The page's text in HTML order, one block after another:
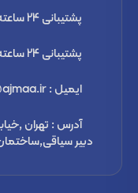
پشتیبانی 24 ساعته : 09152142120
پشتیبانی 24 ساعته : 09127001914
ایمیل : info@ajmaa.ir
آدرس : تهران
دبیر